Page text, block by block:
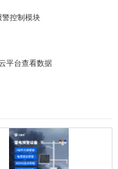
控制模块
平台查看数据